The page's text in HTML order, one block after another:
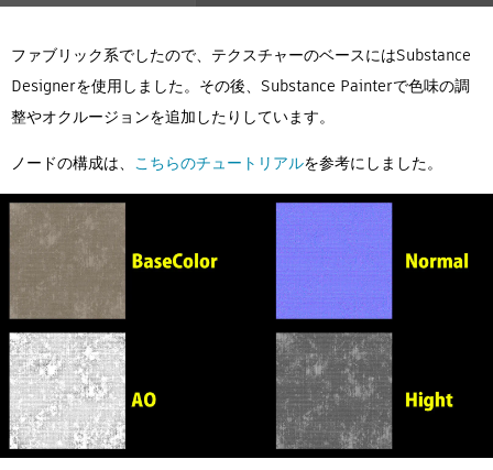
ファブリック系でしたので、テクスチャーのベースにはSubstance
Designerを使用しました。その後、Substance Painterで色味の調
整やオクルージョンを追加したりしています。
ノードの構成は、 こちらのチュートリアルを参考にしました。